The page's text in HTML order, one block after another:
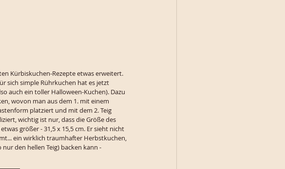
Kürbiskuchen-Rezepte etwas erweitert.
sich simple Rührkuchen hat es jetzt
auch ein toller Halloween-Kuchen). Dazu
wovon man aus dem 1. mit einem
platziert und mit dem 2. Teig
wichtig ist nur, dass die Größe des
größer - 31,5 x 15,5 cm. Er sieht nicht
ein wirklich traumhafter Herbstkuchen,
den hellen Teig) backen kann -